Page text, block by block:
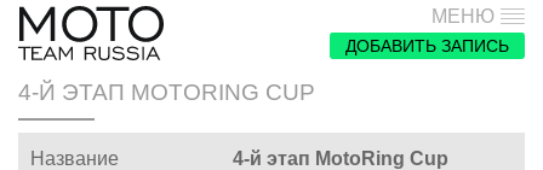
МЕНЮ
ДОБАВИТЬ ЗАПИСЬ
4-Й ЭТАП MOTORING CUP
Название
4-й этап MotoRing Cup